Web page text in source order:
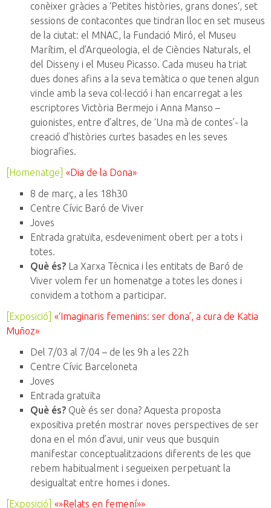
conèixer gràcies a ‘Petites històries, grans dones‘, set
sessions de contacontes que tindran lloc en set museus
de la ciutat: el MNAC, la Fundació Miró, el Museu
Marítim, el d’Arqueologia, el de Ciències Naturals, el
del Disseny i el Museu Picasso. Cada museu ha triat
dues dones afins a la seva temàtica o que tenen algun
vincle amb la seva col·lecció i han encarregat a les
escriptores Victòria Bermejo i Anna Manso –
guionistes, entre d’altres, de ‘Una mà de contes’- la
creació d’històries curtes basades en les seves
biografies.
[Homenatge]
«Dia de la Dona»
8 de març, a les 18h30
Centre Cívic Baró de Viver
Joves
Entrada gratuïta, esdeveniment obert per a tots i
totes.
Què és? La Xarxa Tècnica i les entitats de Baró de
Viver volem fer un homenatge a totes les dones i
convidem a tothom a participar.
[Exposició]
«‘Imaginaris femenins: ser dona’, a cura de Katia
Muñoz»
Del 7/03 al 7/04 – de les 9h a les 22h
Centre Cívic Barceloneta
Joves
Entrada gratuïta
Què és? Què és ser dona? Aquesta proposta
expositiva pretén mostrar noves perspectives de ser
dona en el món d’avui, unir veus que busquin
manifestar conceptualitzacions diferents de les que
rebem habitualment i segueixen perpetuant la
desigualtat entre homes i dones.
[Exposició] «»Relats en femení»»